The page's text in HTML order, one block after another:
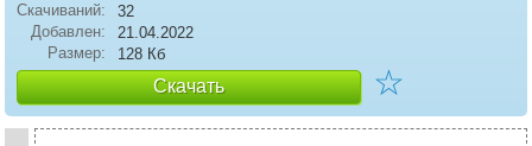
Скачиваний:
32
Добавлен:
21.04.2022
Размер:
128 Кб
Скачать ☆